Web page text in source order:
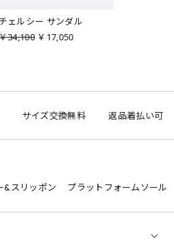
チェルシー サンダル
34,100 ￥17,050
サイズ交換無料 返品着払い可
&スリッポン プラットフォームソール